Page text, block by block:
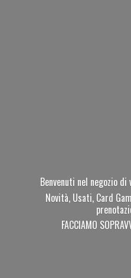
Benvenuti nel negozio
Novità, Usati, Card
FACCIAMO